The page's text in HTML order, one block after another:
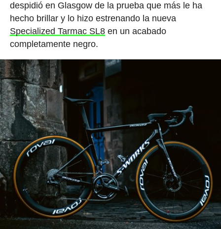
despidió en Glasgow de la prueba que más le ha
hecho brillar y lo hizo estrenando la nueva
Specialized Tarmac SL8en un acabado
completamente negro.